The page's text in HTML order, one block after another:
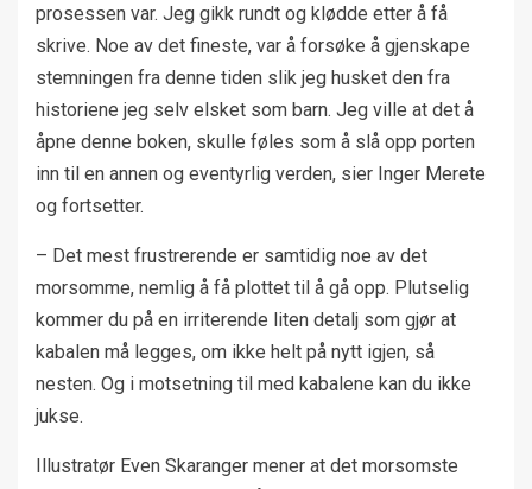
prosessen var. Jeg gikk rundt og klødde etter å få
skrive. Noe av det fineste, var å forsøke å gjenskape
stemningen fra denne tiden slik jeg husket den fra
historiene jeg selv elsket som barn. Jeg ville at det å
åpne denne boken, skulle føles som å slå opp porten
inn til en annen og eventyrlig verden, sier Inger Merete
og fortsetter.
– Det mest frustrerende er samtidig noe av det
morsomme, nemlig å få plottet til å gå opp. Plutselig
kommer du på en irriterende liten detalj som gjør at
kabalen må legges, om ikke helt på nytt igjen, så
nesten. Og i motsetning til med kabalene kan du ikke
jukse.
Illustratør Even Skaranger mener at det morsomste